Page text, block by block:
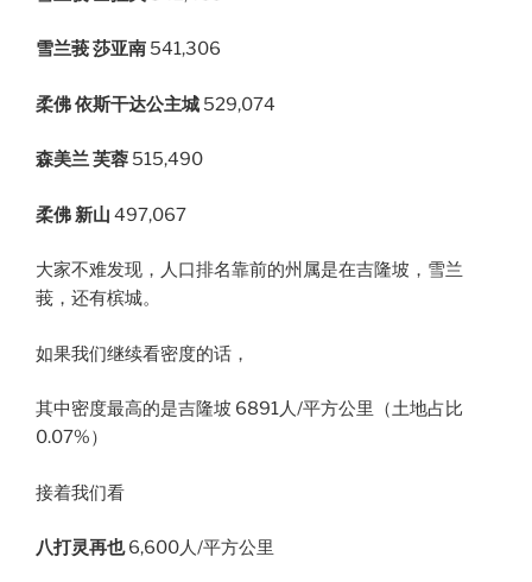
雪兰莪 莎亚南 541,306
柔佛 依斯干达公主城 529,074
森美兰 芙蓉 515,490
柔佛 新山 497,067
大家不难发现，人口排名靠前的州属是在吉隆坡，雪兰
莪，还有槟城。
如果我们继续看密度的话，
其中密度最高的是吉隆坡 6891人/平方公里（土地占比
0.07%）
接着我们看
八打灵再也6,600人/平方公里